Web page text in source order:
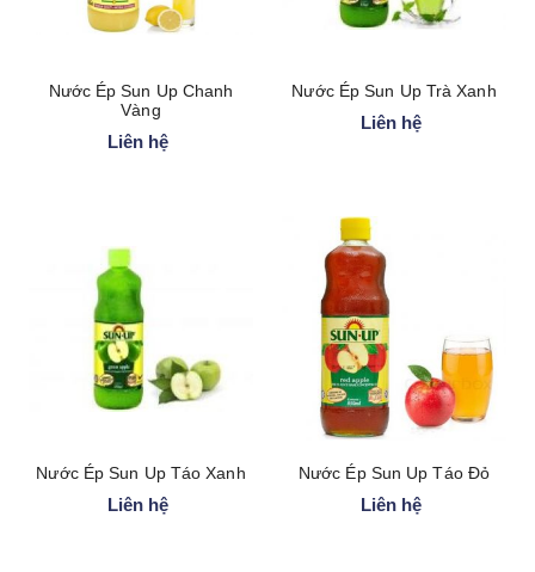
Nước Ép Sun Up Chanh
Vàng
Liên hệ
Nước Ép Sun Up Trà Xanh
Liên hệ
Nước Ép Sun Up Táo Xanh
Liên hệ
Nước Ép Sun Up Táo Đỏ
Liên hệ